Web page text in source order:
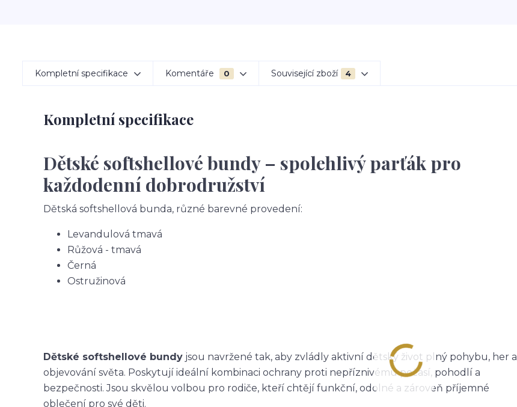
Kompletní specifikace Komentáře 0 Související zboží 4
Kompletní specifikace
Dětské softshellové bundy – spolehlivý parťák pro
každodenní dobrodružství
Dětská softshellová bunda, různé barevné provedení:
Levandulová tmavá
Růžová - tmavá
Černá
Ostružinová
Dětské softshellové bundy jsou navržené tak, aby zvládly aktivní dětský život plný pohybu, her a
objevování světa. Poskytují ideální kombinaci ochrany proti nepříznivému počasí, pohodlí a
bezpečnosti. Jsou skvělou volbou pro rodiče, kteří chtějí funkční, odolné a zároveň příjemné
oblečení pro své děti.